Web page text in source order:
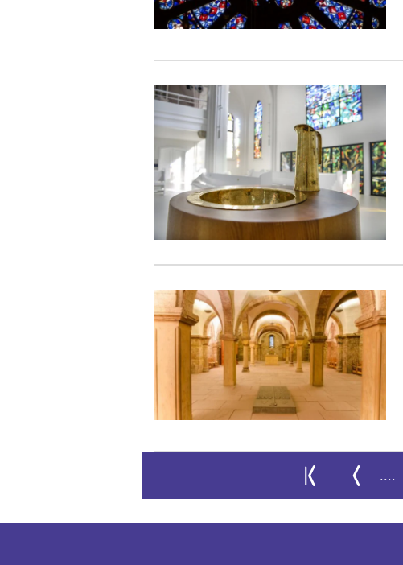
Zur ersten Seite
Zur ....